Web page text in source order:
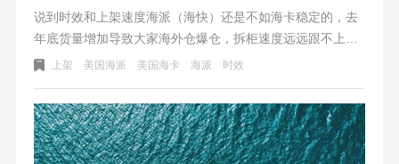
说到时效和上架速度海派（海快）还是不如海卡稳定的，去
年底货量增加导致大家海外仓爆仓，拆柜速度远远跟不上的
情况下，尾端时效变慢了。如果是比较热门的仓库，每天送
然卸货已经点过数量，确认过数据直接上架就好了。虽然卡
派需要预约，但是上架要快一些。
上架 美国海派 美国海卡 海派 时效